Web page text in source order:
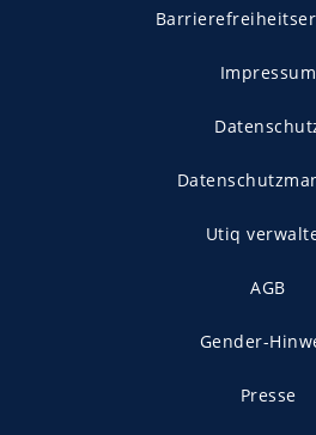
Impressum
Utiq
AGB
Gender-
Presse